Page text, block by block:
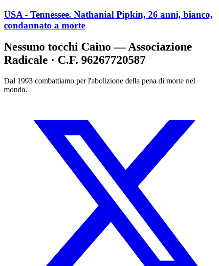
USA - Tennessee. Nathanial Pipkin, 26 anni, bianco,
condannato a morte
Nessuno tocchi Caino — Associazione
Radicale · C.F. 96267720587
Dal 1993 combattiamo per l'abolizione della pena di morte nel
mondo.